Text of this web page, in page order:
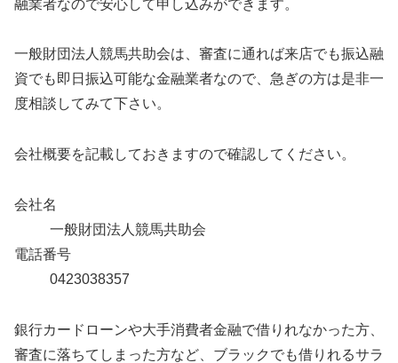
融業者なので安心して申し込みができます。
一般財団法人競馬共助会は、審査に通れば来店でも振込融
資でも即日振込可能な金融業者なので、急ぎの方は是非一
度相談してみて下さい。
会社概要を記載しておきますので確認してください。
会社名
一般財団法人競馬共助会
電話番号
0423038357
銀行カードローンや大手消費者金融で借りれなかった方、
審査に落ちてしまった方など、ブラックでも借りれるサラ